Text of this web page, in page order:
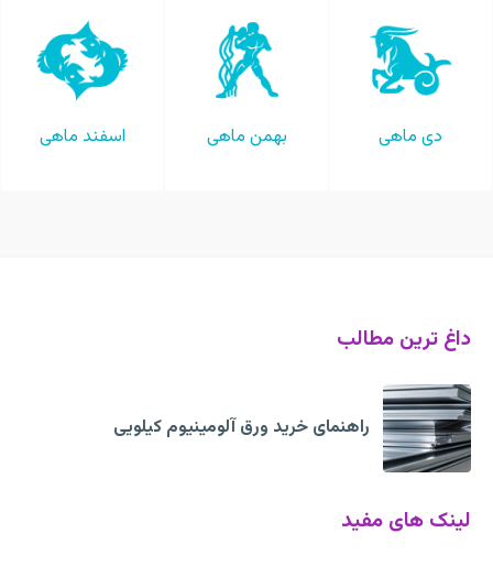
دی ماهی بهمن ماهی اسفند ماهی
داغ ترین مطالب
راهنمای خرید ورق آلومینیوم کیلویی
لینک های مفید